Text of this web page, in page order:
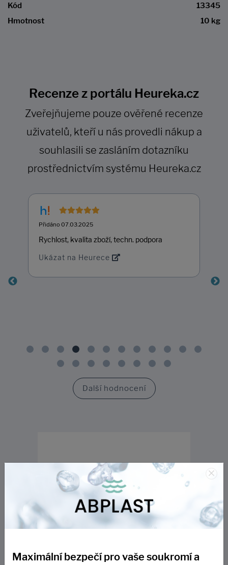
Kód
13345
Hmotnost
10 kg
Recenze z portálu Heureka.cz
Zveřejňujeme pouze ověřené recenze
uživatelů, kteří u nás provedli nákup a
souhlasili se zasláním dotazníku
prostřednictvím systému Heureka.cz
Přidáno 07.03.2025
Rychlost, kvalita zboží, techn. podpora
Ukázat na Heurece
Další hodnocení
×
Maximální bezpečí pro vaše soukromí a